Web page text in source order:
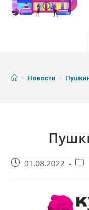
> Новости >
01.08.2022